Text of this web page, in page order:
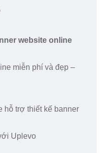
website online
miễn phí và đẹp –
hỗ trợ thiết kế banner
Uplevo